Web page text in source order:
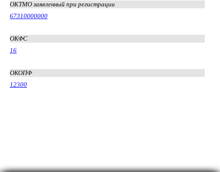
ОКТМО заявленный при регистрации
67310000000
ОКФС
16
ОКОПФ
12300